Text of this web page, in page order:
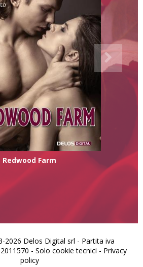
Redwood Farm
2026 Delos Digital srl - Partita iva
- Solo cookie tecnici - Privacy
policy